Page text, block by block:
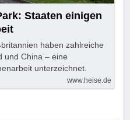
Staaten einigen
haben zahlreiche
und China – eine
unterzeichnet.
www.heise.de